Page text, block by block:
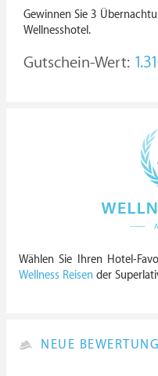
Gewinnen Sie 3
Wellnesshotel.
Gutschein-Wert:
Wählen Sie Ihren Hotel-
Wellness Reisen der
NEUE